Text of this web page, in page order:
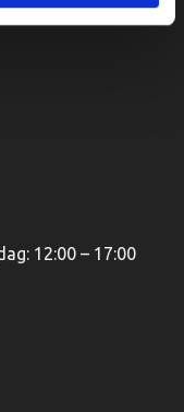
12:00 – 17:00